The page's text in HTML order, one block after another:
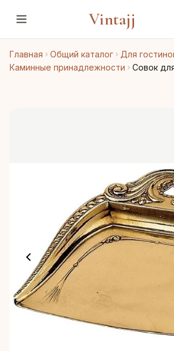
Vintajj
Главная Общий каталог
Для
Каминные принадлежности
Совок